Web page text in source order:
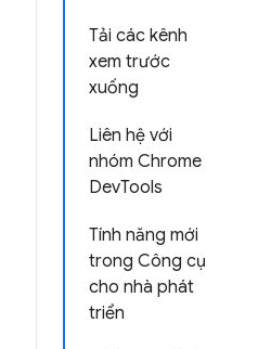
Tải các kênh
xem trước
xuống
Liên hệ với
nhóm Chrome
DevTools
Tính năng mới
trong Công cụ
cho nhà phát
triển